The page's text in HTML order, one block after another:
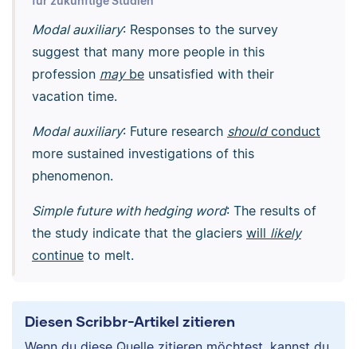
Modal auxiliary: Responses to the survey
suggest that many more people in this
profession maybeunsatisfied with their
vacation time.
Modal auxiliary: Future research shouldconduct
more sustained investigations of this
phenomenon.
Simple future with hedging word: The results of
the study indicate that the glaciers will likely
continueto melt.
Diesen Scribbr-Artikel zitieren